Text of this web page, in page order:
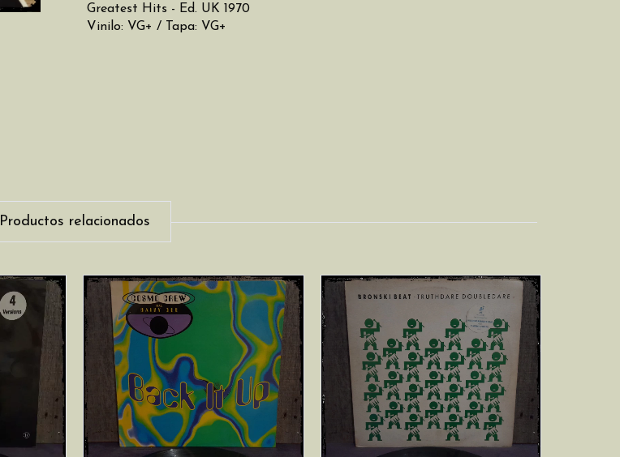
Greatest Hits - Ed. UK 1970
Vinilo: VG+ / Tapa: VG+
Productos relacionados